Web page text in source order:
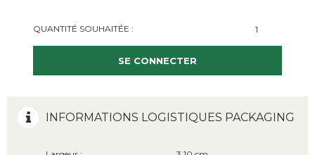
QUANTITÉ SOUHAITÉE :
SE CONNECTER
INFORMATIONS LOGISTIQUES PACKAGING